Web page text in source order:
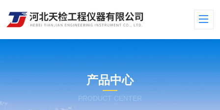
产品中心
PRODUCT CENTER